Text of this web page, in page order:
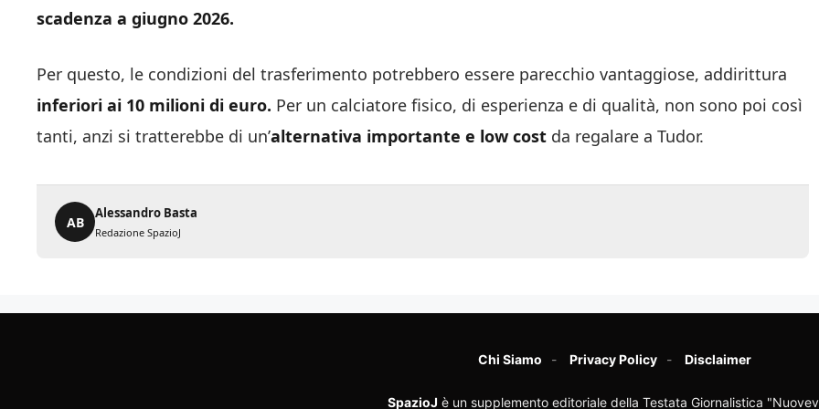
scadenza a giugno 2026.
Per questo, le condizioni del trasferimento potrebbero essere parecchio vantaggiose, addirittura
inferiori ai 10 milioni di euro. Per un calciatore fisico, di esperienza e di qualità, non sono poi così
tanti, anzi si tratterebbe di un’alternativa importante e low cost da regalare a Tudor.
AB
Alessandro Basta
Redazione SpazioJ
Chi Siamo Privacy Policy Disclaimer
SpazioJ è un supplemento editoriale della Testata Giornalistica